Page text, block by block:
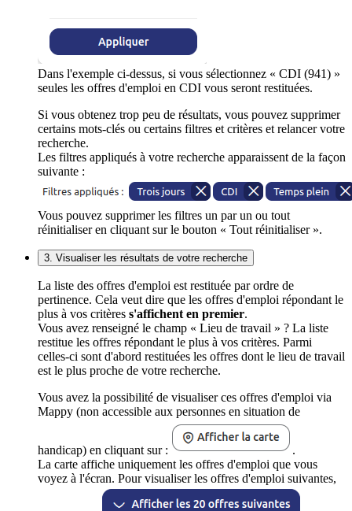
Dans l'exemple ci-dessus, si vous sélectionnez « CDI (941) »
seules les offres d'emploi en CDI vous seront restituées.
Si vous obtenez trop peu de résultats, vous pouvez supprimer
certains mots-clés ou certains filtres et critères et relancer votre
recherche.
Les filtres appliqués à votre recherche apparaissent de la façon
suivante :
Vous pouvez supprimer les filtres un par un ou tout
réinitialiser en cliquant sur le bouton « Tout réinitialiser ».
3. Visualiser les résultats de votre recherche
La liste des offres d'emploi est restituée par ordre de
pertinence. Cela veut dire que les offres d'emploi répondant le
plus à vos critères s'affichent en premier.
Vous avez renseigné le champ « Lieu de travail » ? La liste
restitue les offres répondant le plus à vos critères. Parmi
celles-ci sont d'abord restituées les offres dont le lieu de travail
est le plus proche de votre recherche.
Vous avez la possibilité de visualiser ces offres d'emploi via
Mappy (non accessible aux personnes en situation de
handicap) en cliquant sur :
.
La carte affiche uniquement les offres d'emploi que vous
voyez à l'écran. Pour visualiser les offres d'emploi suivantes,